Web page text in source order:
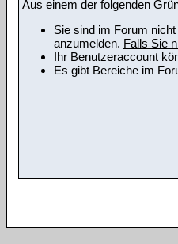
Aus einem der folgenden
Sie sind im Forum
anzumelden. Falls Sie
Ihr Benutzeraccount
Es gibt Bereiche im